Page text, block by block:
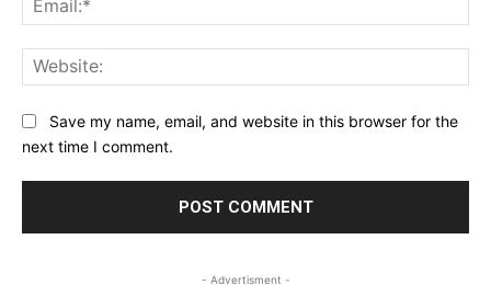
Save my name, email, and website in this browser for the
next time I comment.
- Advertisment -